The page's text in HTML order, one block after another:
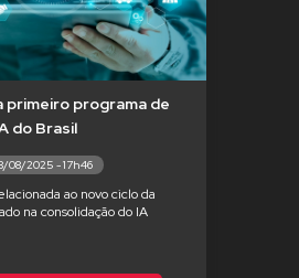
primeiro programa de
do Brasil
08/2025 - 17h46
ao novo ciclo da
na consolidação do IA